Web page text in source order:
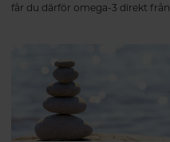
får du därför omega-3 direkt från
triglyceridformen.